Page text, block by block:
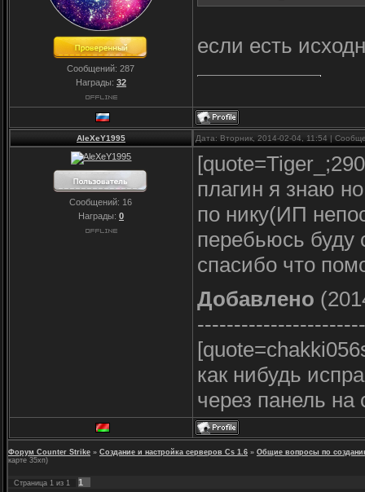
Сообщений:287
Награды: 32
если есть
AleXeY1995 Дата: Вторник, 2014-02-04, 11:54 |
Сообщений: 16
Награды: 0
плагин я знаю
по нику(ИП
перебьюсь буду
спасибо что
Добавлено
как нибудь
через панель на
Форум Counter Strike » Создание и настройка серверов Cs 1.6 » Общие вопросы по
карте 35хп)
Страница 1 из 1 1